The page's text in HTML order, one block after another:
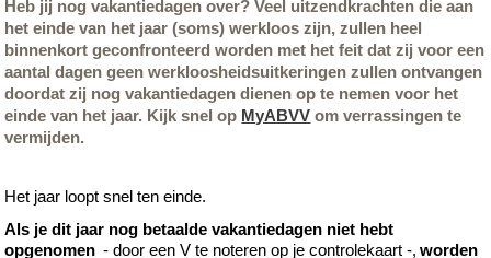
Heb jij nog vakantiedagen over? Veel uitzendkrachten die aan
het einde van het jaar (soms) werkloos zijn, zullen heel
binnenkort geconfronteerd worden met het feit dat zij voor een
aantal dagen geen werkloosheidsuitkeringen zullen ontvangen
doordat zij nog vakantiedagen dienen op te nemen voor het
einde van het jaar. Kijk snel op MyABVV om verrassingen te
vermijden.
Het jaar loopt snel ten einde.
Als je dit jaar nog betaalde vakantiedagen niet hebt
opgenomen -door een V te noteren op je controlekaart -,worden